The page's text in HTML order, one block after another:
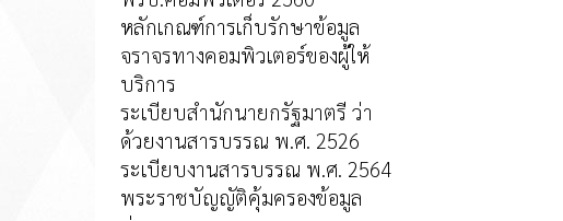
หลักเกณฑ์การเก็บรักษาข้อมูล
จราจรทางคอมพิวเตอร์ของผู้ให้
บริการ
ระเบียบสำนักนายกรัฐมาตรี ว่า
ด้วยงานสารบรรณ พ.ศ. 2526
ระเบียบงานสารบรรณ พ.ศ. 2564
พระราชบัญญัติคุ้มครองข้อมูล